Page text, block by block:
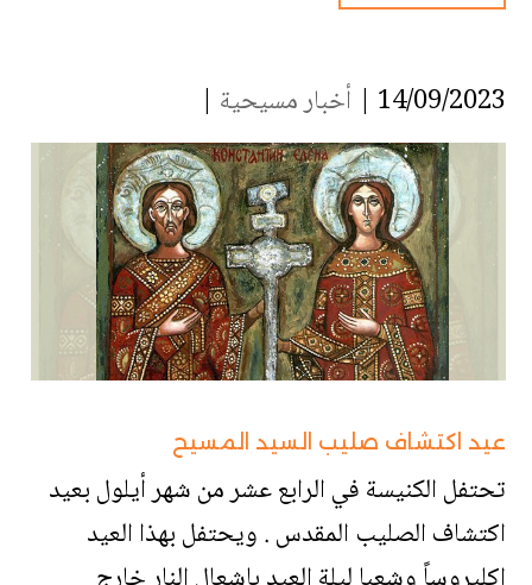
14/09/2023 | أخبار مسيحية |
عيد اكتشاف صليب السيد المسيح
تحتفل الكنيسة في الرابع عشر من شهر أيلول بعيد
اكتشاف الصليب المقدس . ويحتفل بهذا العيد